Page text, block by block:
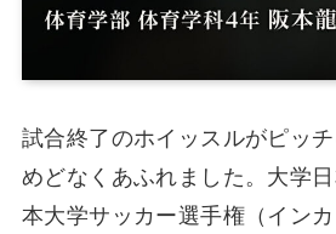
試合終了のホイッスルがピッ
めどなくあふれました。大学
本大学サッカー選手権（イン